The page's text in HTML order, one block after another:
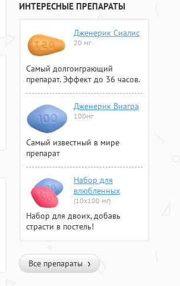
ИНТЕРЕСНЫЕ ПРЕПАРАТЫ
Дженерик Сиалис
20 мг
Самый долгоиграющий
препарат. Эффект до 36 часов.
Дженерик Виагра
100мг
Самый известный в мире
препарат
Набор для
влюбленных
(10х100 мг)
Набор для двоих, добавь
страсти в постель!
Все препараты